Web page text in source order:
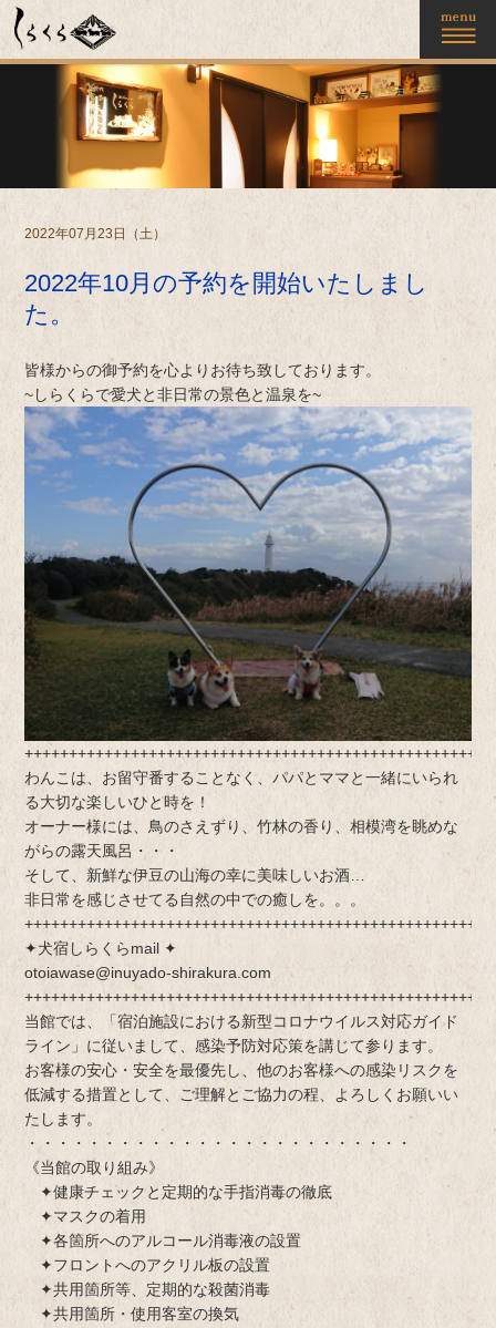
2022年07月23日（土）
2022年10月の予約を開始いたしまし
た。
皆様からの御予約を心よりお待ち致しております。
~しらくらで愛犬と非日常の景色と温泉を~
わんこは、お留守番することなく、パパとママと一緒にいられ
る大切な楽しいひと時を！
オーナー様には、鳥のさえずり、竹林の香り、相模湾を眺めな
がらの露天風呂・・・
そして、新鮮な伊豆の山海の幸に美味しいお酒…
非日常を感じさせてる自然の中での癒しを。。。
✦犬宿しらくらmail ✦
otoiawase@inuyado-shirakura.com
当館では、「宿泊施設における新型コロナウイルス対応ガイド
ライン」に従いまして、感染予防対応策を講じて参ります。
お客様の安心・安全を最優先し、他のお客様への感染リスクを
低減する措置として、ご理解とご協力の程、よろしくお願いい
たします。
・・・・・・・・・・・・・・・・・・・・・・・・・
《当館の取り組み》
✦健康チェックと定期的な手指消毒の徹底
✦マスクの着用
✦各箇所へのアルコール消毒液の設置
✦フロントへのアクリル板の設置
✦共用箇所等、定期的な殺菌消毒
✦共用箇所・使用客室の換気